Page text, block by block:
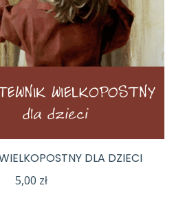
DLA DZIECI
5,00 zł